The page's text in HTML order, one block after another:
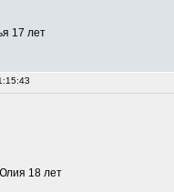
17 лет
18 лет